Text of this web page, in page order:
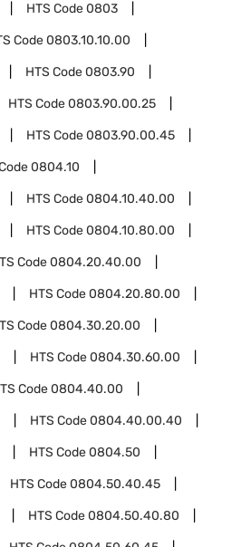
HTS Code0803
Code0803.10.10.00
HTS Code0803.90
HTS Code0803.90.00.25
HTS Code0803.90.00.45
0804.10
HTS Code0804.10.40.00
HTS Code0804.10.80.00
Code0804.20.40.00
HTS Code0804.20.80.00
Code0804.30.20.00
HTS Code0804.30.60.00
Code0804.40.00
HTS Code0804.40.00.40
HTS Code0804.50
HTS Code0804.50.40.45
HTS Code0804.50.40.80